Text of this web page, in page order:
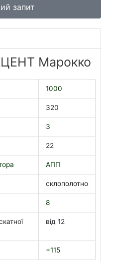
запит
Марокко
1000
320
3
22
АПП
склополотно
8
від 12
+115